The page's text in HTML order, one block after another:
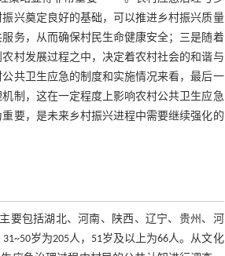
兴奠定良好的基础，可以推进乡村振兴质量
务，从而确保村民生命健康安全；三是随着
村发展过程之中，决定着农村社会的和谐与
共卫生应急的制度和实施情况来看，最后一
制，这在一定程度上影响农村公共卫生应急
要，是未来乡村振兴进程中需要继续强化的
要包括湖北、河南、陕西、辽宁、贵州、河
岁为205人，51岁及以上为66人。从文化